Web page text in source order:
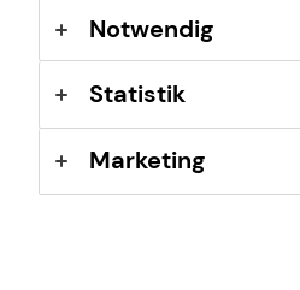
Notwendig
Statistik
Marketing